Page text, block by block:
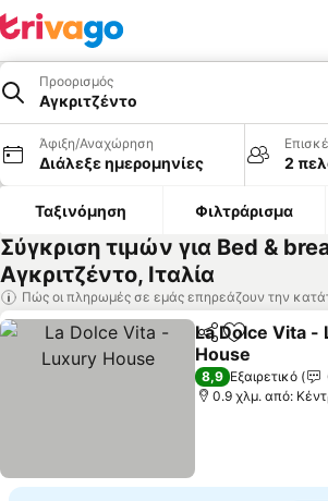
Προορισμός
Αγκριτζέντο
Άφιξη/Αναχώρηση
Διάλεξε ημερομηνίες 2
Ταξινόμηση Φιλτράρισμα
Σύγκριση τιμών για Bed &
Αγκριτζέντο, Ιταλία
Πώς οι πληρωμές σε εμάς επηρεάζουν την
Κοινοποίηση
Προσθήκη
La Dolce Vita -
House
Εμφάνιση τιμών
8,9 Εξαιρετικό
0.9 χλμ. από: